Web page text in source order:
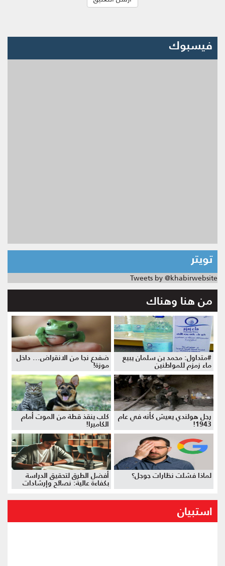
فيسبوك
تويتر
Tweets by @khabirwebsite
من هنا وهناك
#متداول: محمد بن سلمان يبيع
ماء زمزم للمواطنين
ضفدع نجا من الانقراض... داخل
موزة!
رجل هولندي يعيش كأنه في عام
1943!
كلب ينقذ قطة من الموت أمام
الكاميرا!
لماذا فشلت نظارات جوجل؟ أفضل الطرق لتحقيق الدراسة
بكفاءة عالية: نصائح وإرشادات
استبيان